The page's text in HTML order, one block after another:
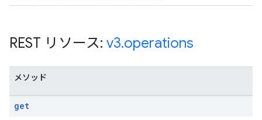
REST リソース: v3.operations
メソッド
get